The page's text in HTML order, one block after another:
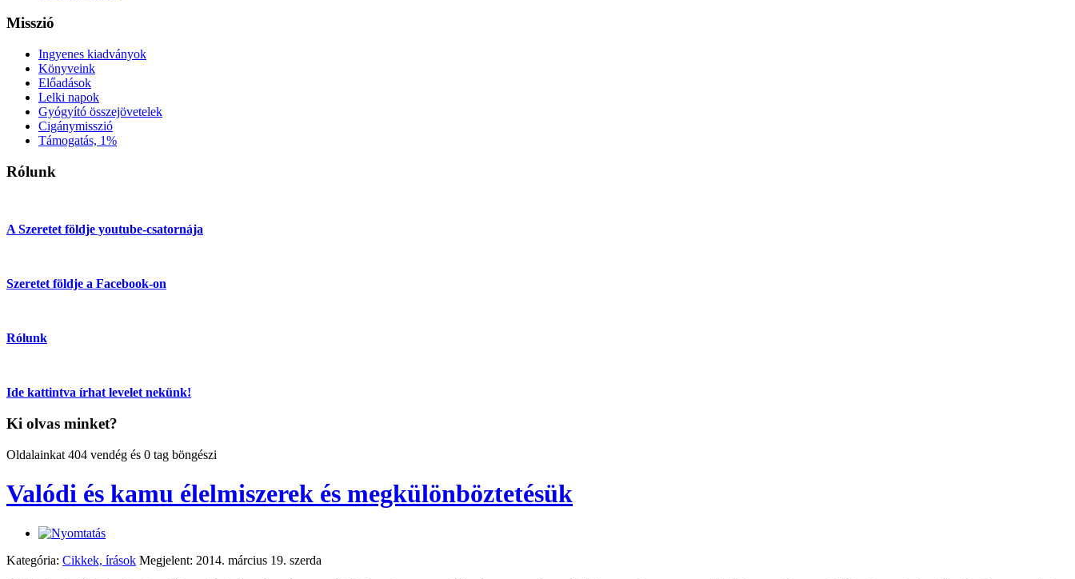
Misszió
Ingyenes kiadványok
Könyveink
Előadások
Lelki napok
Gyógyító összejövetelek
Cigánymisszió
Támogatás, 1%
Rólunk
A Szeretet földje youtube-csatornája
Szeretet földje a Facebook-on
Rólunk
Ide kattintva írhat levelet nekünk!
Ki olvas minket?
Oldalainkat 404 vendég és 0 tag böngészi
Valódi és kamu élelmiszerek és megkülönböztetésük
Kategória: Cikkek, írások Megjelent: 2014. március 19. szerda